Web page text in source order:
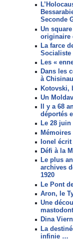
Seconde
Un
originaire
La farce
Socialiste
Les «
Dans les
à Chisinau
Kotovski,
Un
Il y a 68
déportés
Le 28 juin
Mémoires
Ionel
Défi à la
Le plus
archives
1920
Le Pont
Aron, le
Une
Dina
La
infinie …